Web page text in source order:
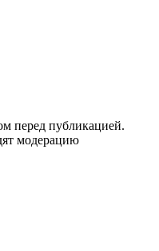
перед публикацией.
модерацию